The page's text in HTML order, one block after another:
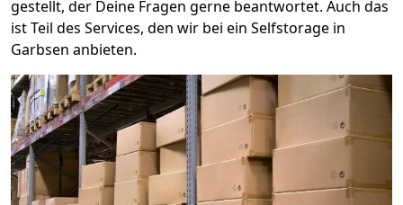
gestellt, der Deine Fragen gerne beantwortet. Auch das
ist Teil des Services, den wir bei ein Selfstorage in
Garbsen anbieten.